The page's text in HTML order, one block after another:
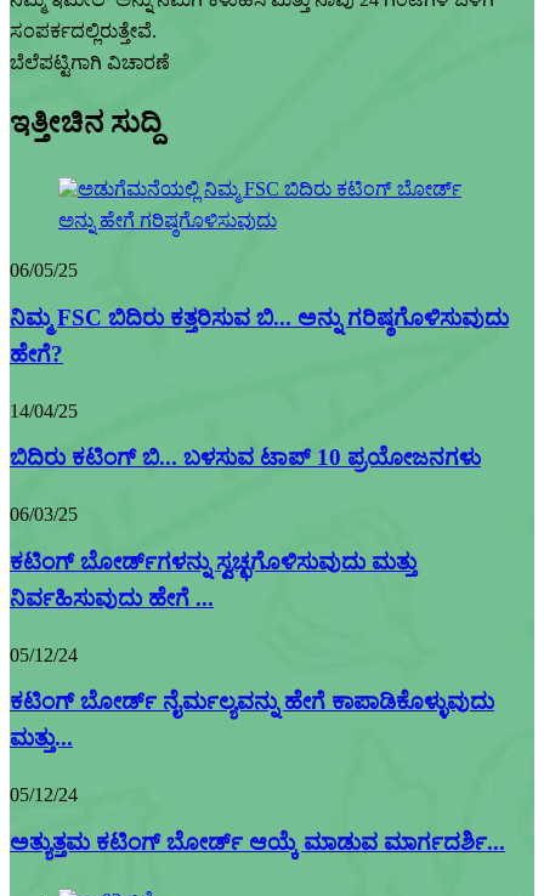
ಸಂಪರ್ಕದಲ್ಲಿರುತ್ತೇವೆ.
ಬೆಲೆಪಟ್ಟಿಗಾಗಿ ವಿಚಾರಣೆ
ಇತ್ತೀಚಿನ ಸುದ್ದಿ
06/05/25
ನಿಮ್ಮ FSC ಬಿದಿರು ಕತ್ತರಿಸುವ ಬಿ... ಅನ್ನು ಗರಿಷ್ಠಗೊಳಿಸುವುದು
ಹೇಗೆ?
14/04/25
ಬಿದಿರು ಕಟಿಂಗ್ ಬಿ... ಬಳಸುವ ಟಾಪ್ 10 ಪ್ರಯೋಜನಗಳು
06/03/25
ಕಟಿಂಗ್ ಬೋರ್ಡ್‌ಗಳನ್ನು ಸ್ವಚ್ಛಗೊಳಿಸುವುದು ಮತ್ತು
ನಿರ್ವಹಿಸುವುದು ಹೇಗೆ ...
05/12/24
ಕಟಿಂಗ್ ಬೋರ್ಡ್ ನೈರ್ಮಲ್ಯವನ್ನು ಹೇಗೆ ಕಾಪಾಡಿಕೊಳ್ಳುವುದು
ಮತ್ತು...
05/12/24
ಅತ್ಯುತ್ತಮ ಕಟಿಂಗ್ ಬೋರ್ಡ್ ಆಯ್ಕೆ ಮಾಡುವ ಮಾರ್ಗದರ್ಶಿ...